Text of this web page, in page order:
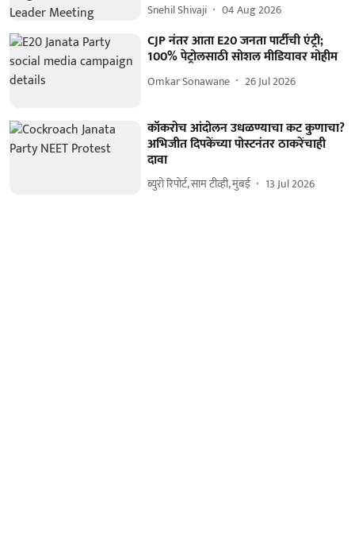
Snehil Shivaji 04 Aug 2026
CJP नंतर आता E20 जनता पार्टीची एंट्री;
100% पेट्रोलसाठी सोशल मीडियावर मोहीम
Omkar Sonawane 26 Jul 2026
कॉकरोच आंदोलन उधळण्याचा कट कुणाचा?
अभिजीत दिपकेंच्या पोस्टनंतर ठाकरेंचाही
दावा
ब्युरो रिपोर्ट, साम टीव्ही, मुंबई 13 Jul 2026